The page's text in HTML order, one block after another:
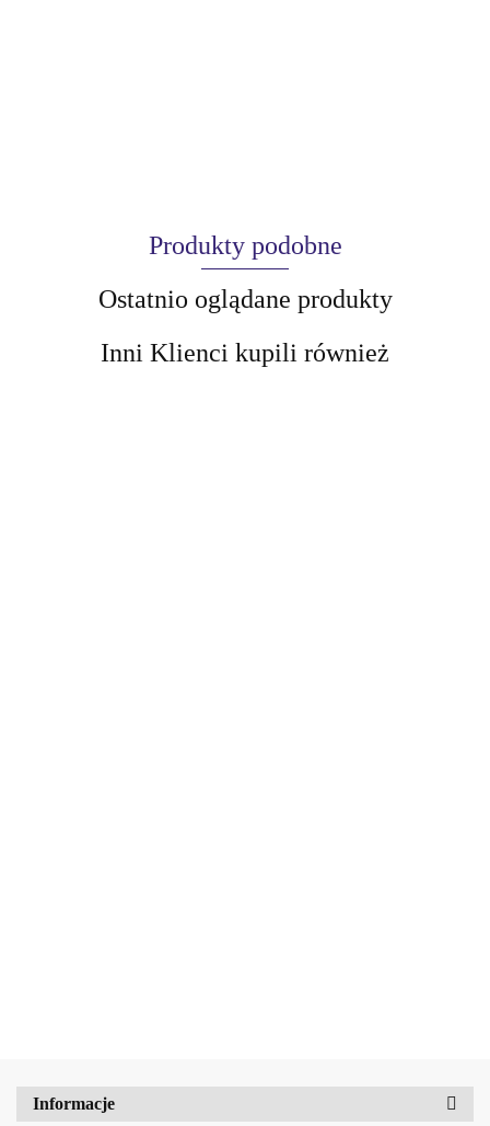
Produkty podobne
Ostatnio oglądane produkty
Inni Klienci kupili również
Informacje